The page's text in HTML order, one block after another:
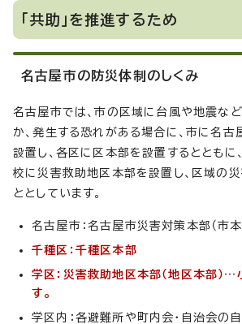
「共助」を推進するため
名古屋市の防災体制のしくみ
名古屋市では、市の区域に台風や地震な
か、発生する恐れがある場合に、市に名古
設置し、各区に区本部を設置するとともに
校に災害救助地区本部を設置し、区域の
ととしています。
名古屋市：名古屋市災害対策本部（市本
千種区：千種区本部
学区：災害救助地区本部（地区本部）
す。
学区内：各避難所や町内会・自治会の